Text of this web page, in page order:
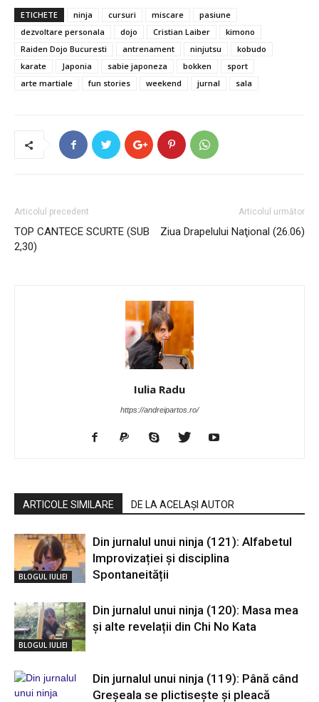
ETICHETE ninja cursuri miscare
pasiune
dezvoltare personala
dojo Cristian Laiber
kimono
Raiden Dojo Bucuresti
antrenament ninjutsu
kobudo
karate
Japonia sabie japoneza bokken
sport
arte martiale
fun stories weekend jurnal sala
Articolul precedent
TOP CANTECE SCURTE (SUB
2,30)
Articolul următor
Ziua Drapelului Naţional (26.06)
Iulia Radu
https://andreipartos.ro/
ARTICOLE SIMILARE DE LA ACELAȘI AUTOR
BLOGUL IULIEI
Din jurnalul unui ninja (121): Alfabetul
Improvizației și disciplina
Spontaneității
BLOGUL IULIEI
Din jurnalul unui ninja (120): Masa mea
și alte revelații din Chi No Kata
Din jurnalul unui ninja (119): Până când
Greșeala se plictisește și pleacă